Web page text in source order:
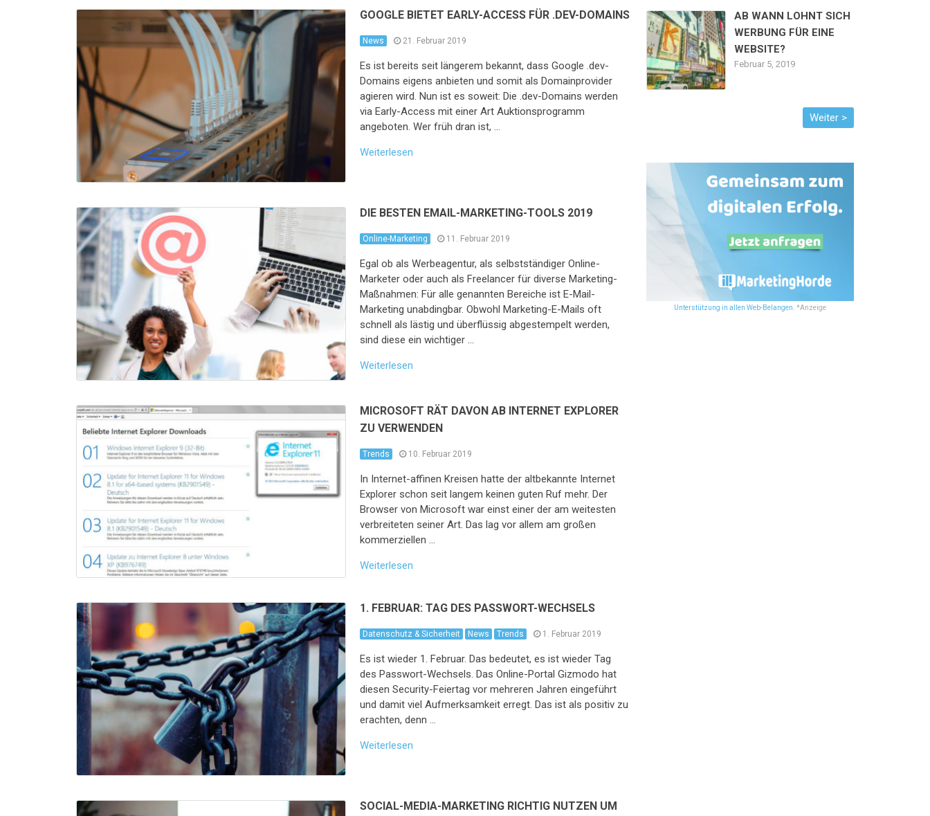
GOOGLE BIETET EARLY-ACCESS FÜR .DEV-DOMAINS
News 21. Februar 2019
Es ist bereits seit längerem bekannt, dass Google .dev-
Domains eigens anbieten und somit als Domainprovider
agieren wird. Nun ist es soweit: Die .dev-Domains werden
via Early-Access mit einer Art Auktionsprogramm
angeboten. Wer früh dran ist, …
Weiterlesen
DIE BESTEN EMAIL-MARKETING-TOOLS 2019
Online-Marketing 11. Februar 2019
Egal ob als Werbeagentur, als selbstständiger Online-
Marketer oder auch als Freelancer für diverse Marketing-
Maßnahmen: Für alle genannten Bereiche ist E-Mail-
Marketing unabdingbar. Obwohl Marketing-E-Mails oft
schnell als lästig und überflüssig abgestempelt werden,
sind diese ein wichtiger …
Weiterlesen
MICROSOFT RÄT DAVON AB INTERNET EXPLORER
ZU VERWENDEN
Trends 10. Februar 2019
In Internet-affinen Kreisen hatte der altbekannte Internet
Explorer schon seit langem keinen guten Ruf mehr. Der
Browser von Microsoft war einst einer der am weitesten
verbreiteten seiner Art. Das lag vor allem am großen
kommerziellen …
Weiterlesen
1. FEBRUAR: TAG DES PASSWORT-WECHSELS
Datenschutz & Sicherheit News Trends 1. Februar 2019
Es ist wieder 1. Februar. Das bedeutet, es ist wieder Tag
des Passwort-Wechsels. Das Online-Portal Gizmodo hat
diesen Security-Feiertag vor mehreren Jahren eingeführt
und damit viel Aufmerksamkeit erregt. Das ist als positiv zu
erachten, denn …
Weiterlesen
SOCIAL-MEDIA-MARKETING RICHTIG NUTZEN UM
AB WANN LOHNT SICH
WERBUNG FÜR EINE
WEBSITE?
Februar 5, 2019
Unterstützung in allen Web-Belangen. *Anzeige